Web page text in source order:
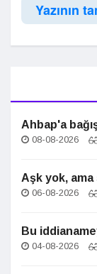
Yazının
Ahbap'a
08-08-2026
Aşk yok,
06-08-2026
Bu
04-08-2026